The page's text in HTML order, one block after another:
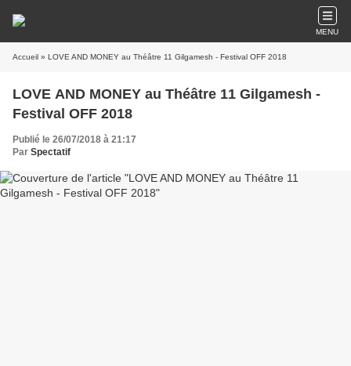
MENU
Accueil » LOVE AND MONEY au Théâtre 11 Gilgamesh - Festival OFF 2018
LOVE AND MONEY au Théâtre 11 Gilgamesh -
Festival OFF 2018
Publié le 26/07/2018 à 21:17
Par Spectatif